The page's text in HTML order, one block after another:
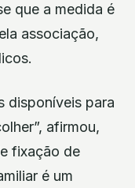
que a medida é
associação,
disponíveis para
afirmou,
fixação de
é um